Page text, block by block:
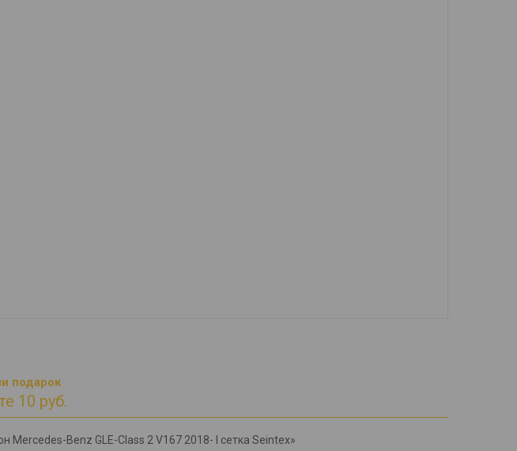
подарок
10 руб.
Mercedes-Benz GLE-Class 2 V167 2018- l сетка Seintex»